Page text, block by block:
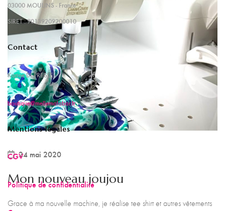
24 mai 2020
Mon nouveau joujou
Grace à ma nouvelle machine, je réalise tee shirt et autres vêtements
03000 MOULINS - France
SIRET : 90139209200010
Contact
Karine DEPRESLE
boutique@mellemalabar.fr
Mentions légales
CGV
Politique de confidentialité